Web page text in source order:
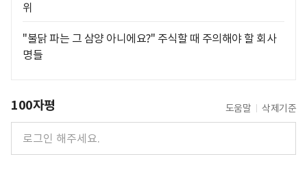
위
"불닭 파는 그 삼양 아니에요?" 주식할 때 주의해야 할 회사
명들
100자평 도움말 삭제기준